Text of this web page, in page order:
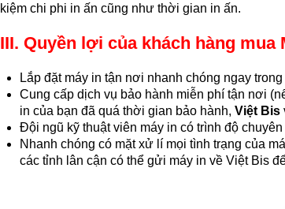
kiệm chi phi in ấn cũng như thời gian in ấn.
III. Quyền lợi của khách hàng mua
Lắp đặt máy in tận nơi nhanh chóng ngay trong
Cung cấp dịch vụ bảo hành miễn phí tận nơi
in của bạn đã quá thời gian bảo hành, Việt Bis
Đội ngũ kỹ thuật viên máy in có trình độ chuyên
Nhanh chóng có mặt xử lí mọi tình trạng của
các tỉnh lân cận có thể gửi máy in về Việt Bis